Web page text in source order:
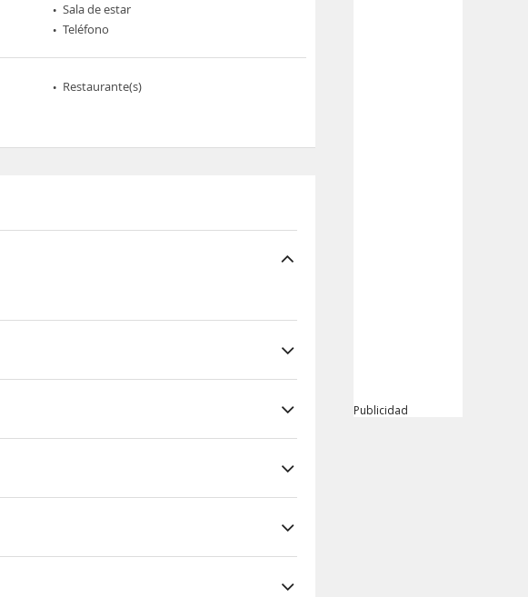
Sala de estar
Teléfono
Restaurante(s)
Publicidad